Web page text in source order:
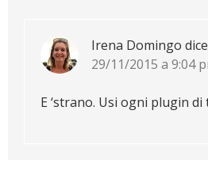
Irena Domingo dice
29/11/2015 a 9:04
E ‘strano. Usi ogni plugin